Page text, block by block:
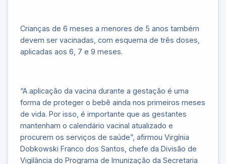
Crianças de 6 meses a menores de 5 anos também
devem ser vacinadas, com esquema de três doses,
aplicadas aos 6, 7 e 9 meses.
“A aplicação da vacina durante a gestação é uma
forma de proteger o bebê ainda nos primeiros meses
de vida. Por isso, é importante que as gestantes
mantenham o calendário vacinal atualizado e
procurem os serviços de saúde”, afirmou Virgínia
Dobkowski Franco dos Santos, chefe da Divisão de
Vigilância do Programa de Imunização da Secretaria